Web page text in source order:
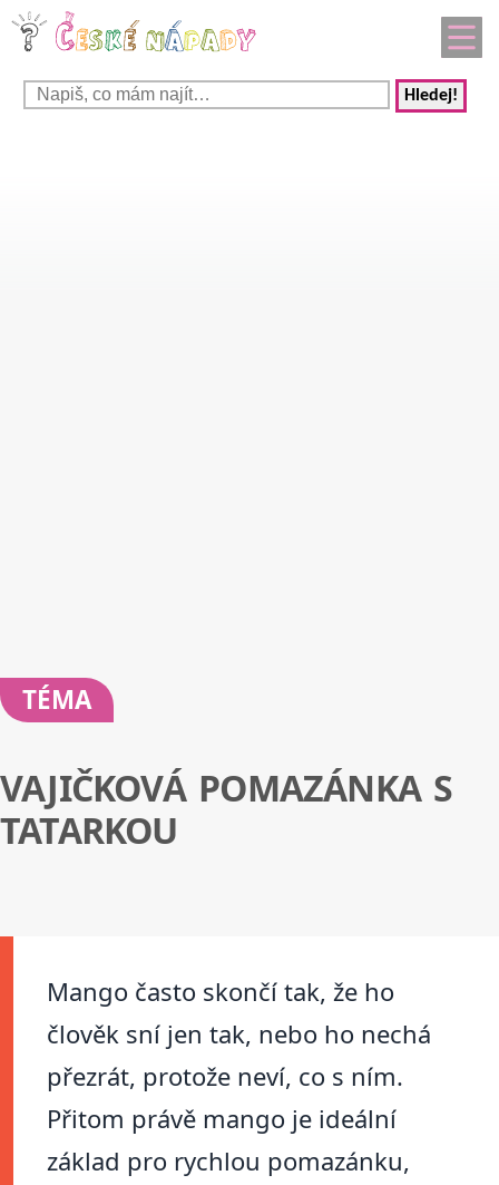
Hledej!
TÉMA
VAJIČKOVÁ POMAZÁNKA S
TATARKOU
Mango často skončí tak, že ho
člověk sní jen tak, nebo ho nechá
přezrát, protože neví, co s ním.
Přitom právě mango je ideální
základ pro rychlou pomazánku,